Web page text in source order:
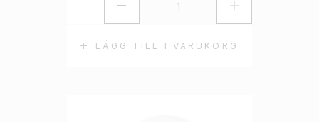
LÄGG TILL I VARUKORG